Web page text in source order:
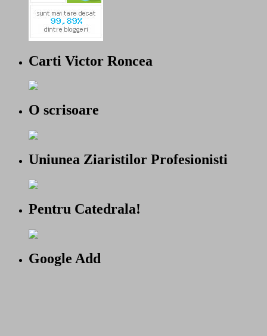
Carti Victor Roncea
O scrisoare
Uniunea Ziaristilor Profesionisti
Pentru Catedrala!
Google Add